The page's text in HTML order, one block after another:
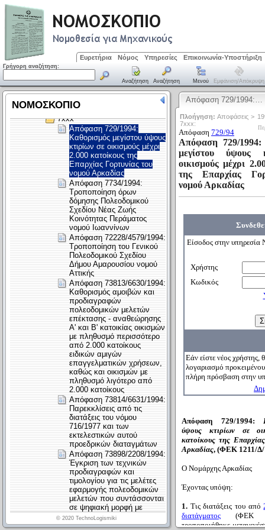
Ευρετήρια Νόμος Υπηρεσίες Επικοινωνία-Υποστήριξη
Γρήγορη αναζήτηση:
Αναζήτηση Αναζήτηση Μενού Εμφάνιση/απόκρυψη
Απόφαση 729/1994:…